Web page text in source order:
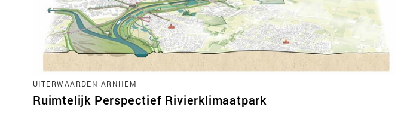
UITERWAARDEN ARNHEM
Ruimtelijk Perspectief Rivierklimaatpark